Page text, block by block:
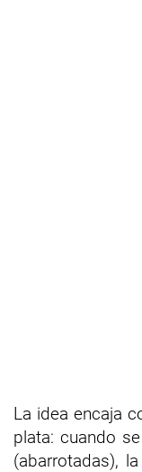
La idea encaja
plata: cuando
(abarrotadas),